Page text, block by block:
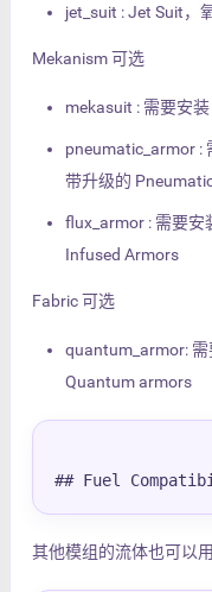
jet_suit : Jet Suit，
Mekanism 可选
mekasuit : 需要安
pneumatic_armor :
带升级的
flux_armor : 需要安
Infused Armors
Fabric 可选
quantum_armor: 需
Quantum armors
## Fuel
其他模组的流体也可以